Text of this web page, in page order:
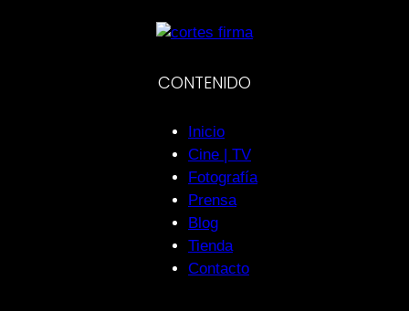
CONTENIDO
Inicio
Cine | TV
Fotografía
Prensa
Blog
Tienda
Contacto